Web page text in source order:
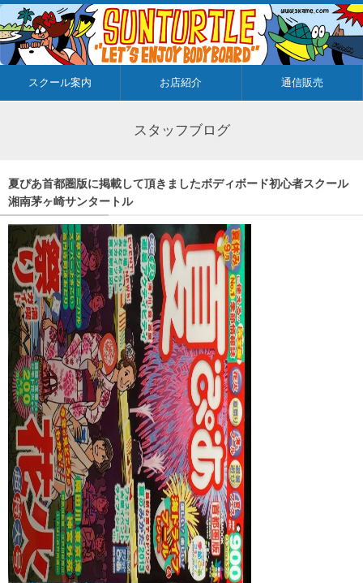
スクール案内 お店紹介 通信販売
スタッフブログ
夏ぴあ首都圏版に掲載して頂きましたボディボード初心者スクール
湘南茅ヶ崎サンタートル